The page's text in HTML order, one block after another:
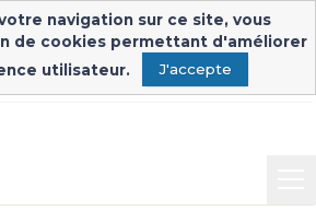
Connexion exposants
navigation sur ce site, vous
de cookies permettant d'améliorer
utilisateur.
J'accepte